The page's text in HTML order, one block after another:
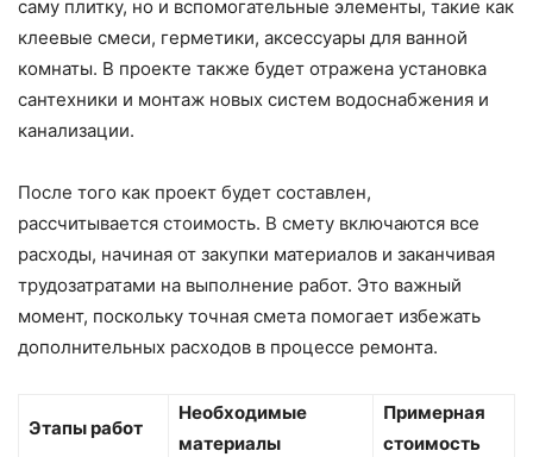
саму плитку, но и вспомогательные элементы, такие как
клеевые смеси, герметики, аксессуары для ванной
комнаты. В проекте также будет отражена установка
сантехники и монтаж новых систем водоснабжения и
канализации.
После того как проект будет составлен,
рассчитывается стоимость. В смету включаются все
расходы, начиная от закупки материалов и заканчивая
трудозатратами на выполнение работ. Это важный
момент, поскольку точная смета помогает избежать
дополнительных расходов в процессе ремонта.
Этапы работ
Необходимые
материалы
Примерная
стоимость